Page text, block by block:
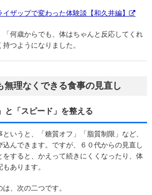
ザップで変わった体験談【和久井編】
「何歳からでも、体はちゃんと反応してくれ
つようになりました。
無理なくできる食事の見直し
と「スピード」を整える
いうと、「糖質オフ」「脂質制限」など、
込んできます。ですが、６０代からの見直し
をすると、かえって続きにくくなったり、体
あります。
、次の二つです。